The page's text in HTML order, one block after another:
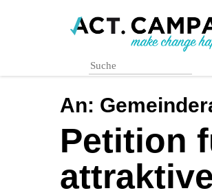
An:
Petition